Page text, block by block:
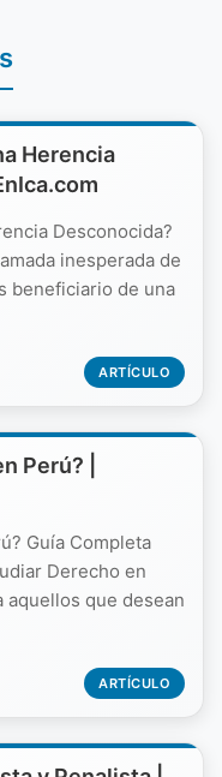
Herencia
Desconocida?
inesperada de
beneficiario de una
ARTÍCULO
Perú? |
Guía Completa
Derecho en
aquellos que desean
ARTÍCULO